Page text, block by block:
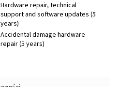
Hardware repair, technical
support and software updates (5
years)
Accidental damage hardware
repair (5 years)